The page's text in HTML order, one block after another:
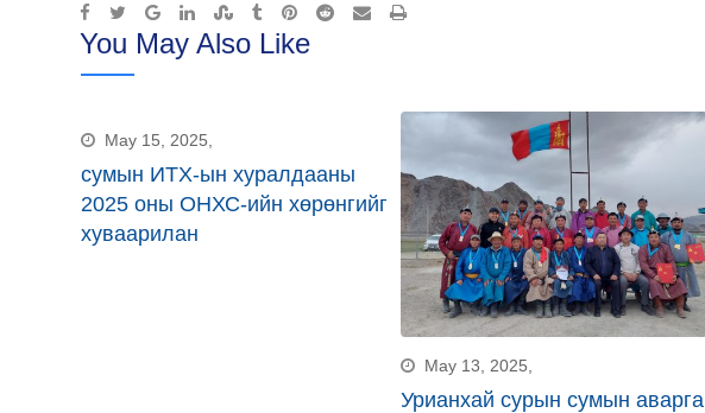
Google+LinkedInStumbleUpon
TumblrPinterest
Reddit SharePrint
You May Also Like
May 15, 2025,
сумын ИТХ-ын хуралдааны
2025 оны ОНХС-ийн хөрөнгийг
хуваарилан
May 13, 2025,
Урианхай сурын сумын аварга